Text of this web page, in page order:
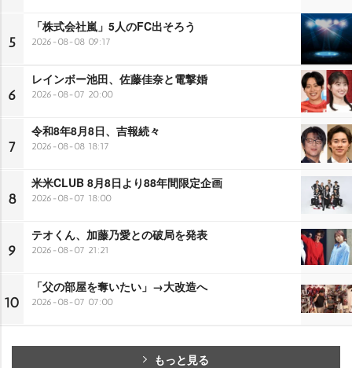
5
「株式会社嵐」5人のFC出そろう
2026-08-08 09:17
6
レインボー池田、佐藤佳奈と電撃婚
2026-08-07 20:00
7
令和8年8月8日、吉報続々
2026-08-08 18:17
8
米米CLUB 8月8日より88年間限定企画
2026-08-07 18:00
9
テオくん、加藤乃愛との破局を発表
2026-08-07 21:21
10
「父の部屋を奪いたい」→大改造へ
2026-08-07 07:00
もっと見る